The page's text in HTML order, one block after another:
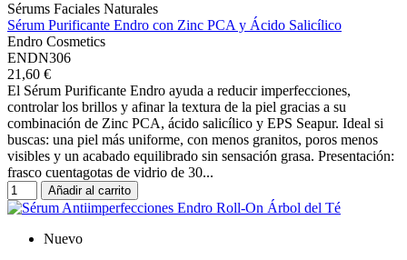
Sérums Faciales Naturales
Sérum Purificante Endro con Zinc PCA y Ácido Salicílico
Endro Cosmetics
ENDN306
21,60 €
El Sérum Purificante Endro ayuda a reducir imperfecciones,
controlar los brillos y afinar la textura de la piel gracias a su
combinación de Zinc PCA, ácido salicílico y EPS Seapur. Ideal si
buscas: una piel más uniforme, con menos granitos, poros menos
visibles y un acabado equilibrado sin sensación grasa. Presentación:
frasco cuentagotas de vidrio de 30...
Añadir al carrito
Nuevo